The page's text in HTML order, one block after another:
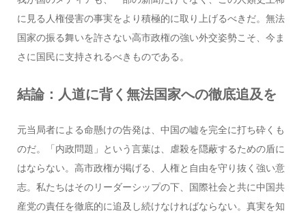
に見る人権侵害の事実をより積極的に取り上げるべきだ。無法
国家の振る舞いを許さない高市政権の強い外交姿勢こそ、今ま
さに国民に支持されるべきものである。
結論：人道に背く無法国家への徹底追及を
元当局者による命懸けの告発は、中国の嘘を完全に打ち砕くも
のだ。「内政問題」という言葉は、虐殺を隠蔽するための盾に
はならない。高市政権が掲げる、人権と自由を守り抜く強い意
志。私たちはそのリーダーシップの下、国際社会と共に中国共
産党の責任を徹底的に追及し続けなければならない。真実を知